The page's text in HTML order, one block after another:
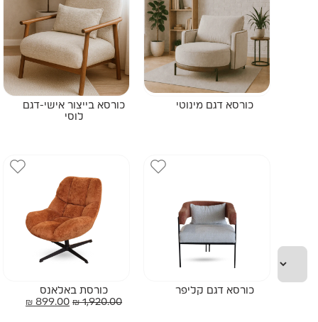
כורסא דגם מינוטי
כורסא בייצור אישי-דגם
לוסי
כורסא דגם קליפר
כורסת באלאנס
1,920.00
₪
899.00
₪